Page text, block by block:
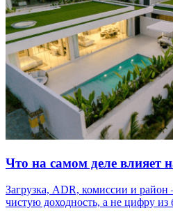
Что на самом деле влияет
Загрузка, ADR, комиссии и
чистую доходность, а не цифру из